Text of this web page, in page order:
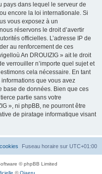
pays dans lequel le serveur de
encore la loi internationale. Si
vous exposez à un
réservons le droit d’avertir
officielles. L’adresse IP de
au renforcement de ces
An DROUIZIG » ait le droit
verrouiller n’importe quel sujet et
cela nécessaire. En tant
que vous avez
base de données. Bien que ces
partie sans votre
», ni phpBB, ne pourront être
de piratage informatique visant
Fuseau horaire sur UTC+01:00
© phpBB Limited
©Qiaeru